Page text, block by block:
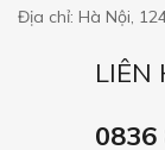
Địa chỉ: Hà Nội,
LIÊN
0836